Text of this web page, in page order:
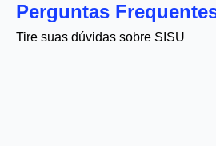
Perguntas
Tire suas dúvidas sobre SISU